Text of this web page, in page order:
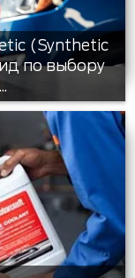
(Synthetic
по выбору